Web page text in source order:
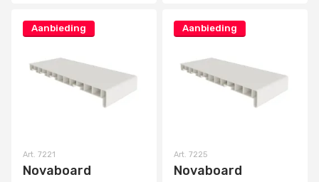
Aanbieding
Art. 7221
Novaboard
Aanbieding
Art. 7225
Novaboard